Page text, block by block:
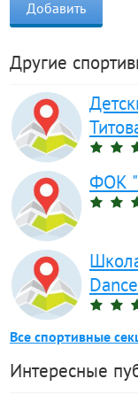
Другие
ФОК
Все спортивные
Интересные